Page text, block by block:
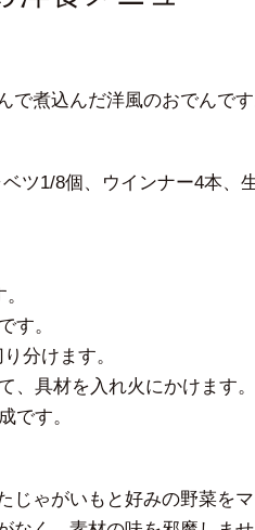
で煮込んだ洋風のおでんで
ツ1/8個、ウインナー4本、
す。
分けます。
、具材を入れ火にかけます。
です。
じゃがいもと好みの野菜を